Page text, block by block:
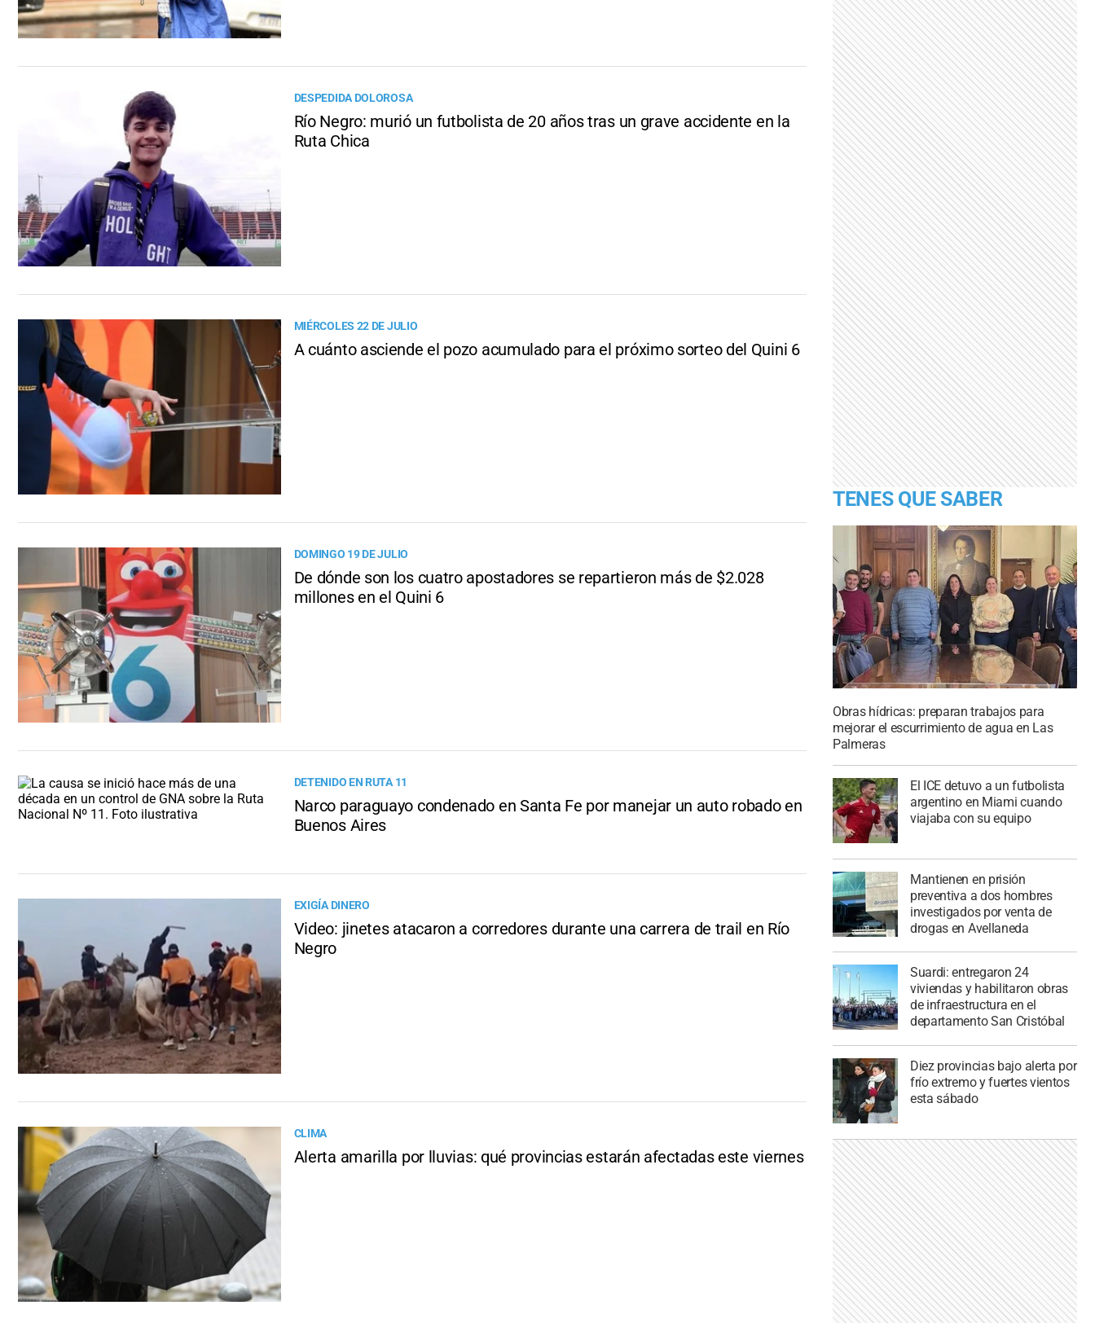
DESPEDIDA DOLOROSA
Río Negro: murió un futbolista de 20 años tras un grave accidente en la
Ruta Chica
MIÉRCOLES 22 DE JULIO
A cuánto asciende el pozo acumulado para el próximo sorteo del Quini 6
DOMINGO 19 DE JULIO
De dónde son los cuatro apostadores se repartieron más de $2.028
millones en el Quini 6
DETENIDO EN RUTA 11
Narco paraguayo condenado en Santa Fe por manejar un auto robado en
Buenos Aires
EXIGÍA DINERO
Video: jinetes atacaron a corredores durante una carrera de trail en Río
Negro
CLIMA
Alerta amarilla por lluvias: qué provincias estarán afectadas este viernes
TENES QUE SABER
Obras hídricas: preparan trabajos para
mejorar el escurrimiento de agua en Las
Palmeras
El ICE detuvo a un futbolista
argentino en Miami cuando
viajaba con su equipo
Mantienen en prisión
preventiva a dos hombres
investigados por venta de
drogas en Avellaneda
Suardi: entregaron 24
viviendas y habilitaron obras
de infraestructura en el
departamento San Cristóbal
Diez provincias bajo alerta por
frío extremo y fuertes vientos
esta sábado